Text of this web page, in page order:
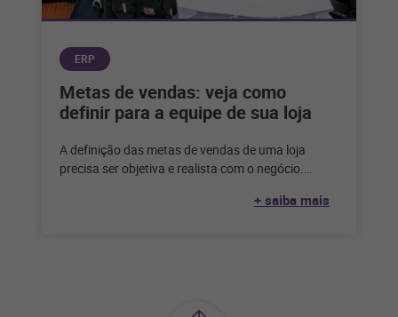
ERP
Metas de vendas: veja como
definir para a equipe de sua loja
A definição das metas de vendas de uma loja
precisa ser objetiva e realista com o negócio.
+ saiba mais